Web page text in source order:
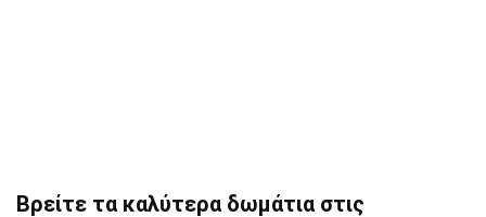
Βρείτε τα καλύτερα δωμάτια στις